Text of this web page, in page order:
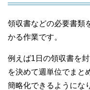
領収書などの必要書類
かる作業です。
例えば1日の領収書を
を決めて週単位でまと
簡略化できるようにな